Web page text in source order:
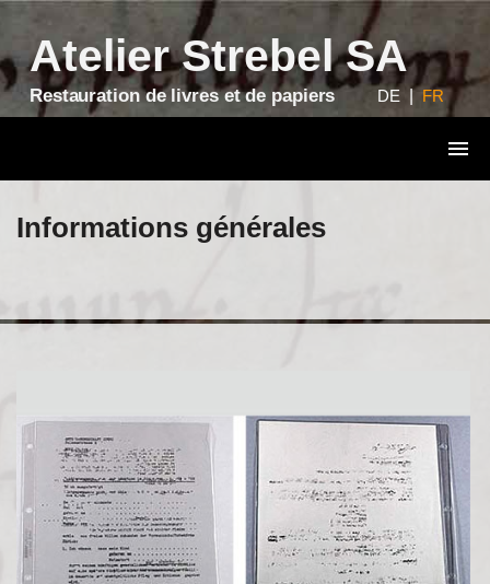
Atelier Strebel SA
Restauration de livres et de papiers DE | FR
Informations générales